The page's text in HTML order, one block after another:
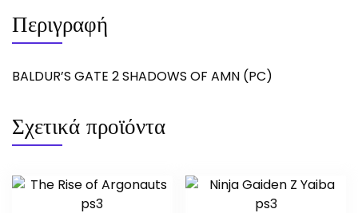
Περιγραφή
BALDUR’S GATE 2 SHADOWS OF AMN (PC)
Σχετικά προϊόντα